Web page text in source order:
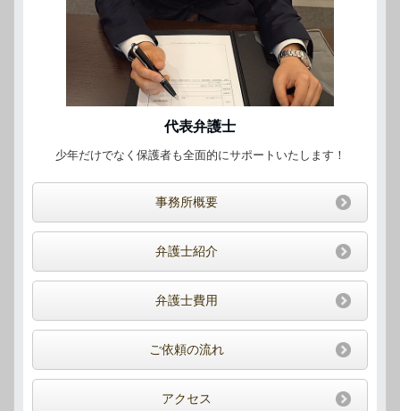
代表弁護士
少年だけでなく保護者も全面的にサポートいたします！
事務所概要
弁護士紹介
弁護士費用
ご依頼の流れ
アクセス